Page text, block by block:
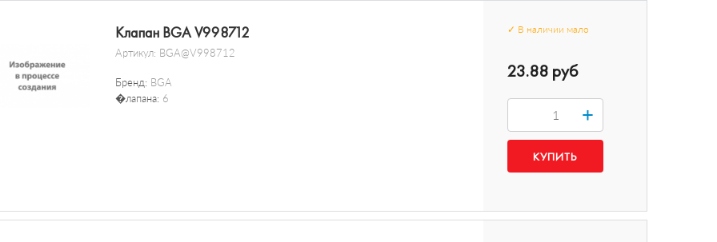
Клапан BGA V998712
Артикул: BGA@V998712
Бренд: BGA
�лапана: 6
✓ В наличии мало
23.88 руб
+